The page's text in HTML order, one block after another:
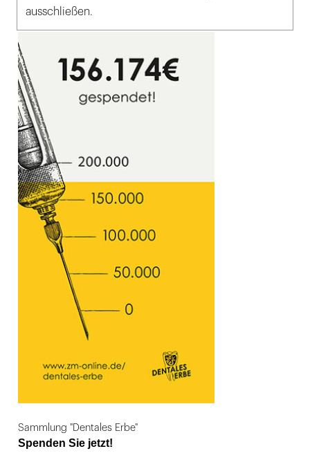
ausschließen.
Sammlung "Dentales Erbe"
Spenden Sie jetzt!